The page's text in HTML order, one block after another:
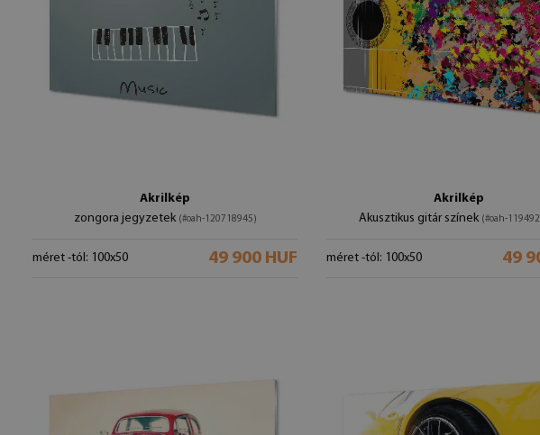
Akrilkép
zongora jegyzetek (#oah-120718945)
méret -tól: 100x50 49 900 HUF
Akrilkép
Akusztikus gitár színek (#oah-
méret -tól: 100x50 49